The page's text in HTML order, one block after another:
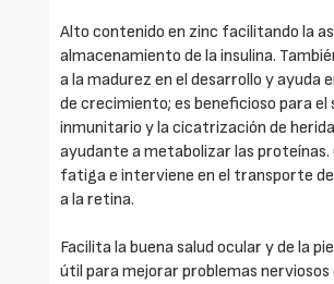
Alto contenido en zinc facilitando la
almacenamiento de la insulina.
a la madurez en el desarrollo y ayuda
de crecimiento; es beneficioso para el
inmunitario y la cicatrización de
ayudante a metabolizar las
fatiga e interviene en el transporte
a la retina.
Facilita la buena salud ocular y de la
útil para mejorar problemas nerviosos